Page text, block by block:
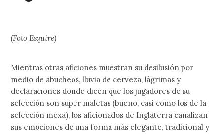
(Foto Esquire)
Mientras otras aficiones muestran su desilusión por
medio de abucheos, lluvia de cerveza, lágrimas y
declaraciones donde dicen que los jugadores de su
selección son super maletas (bueno, casi como los de la
selección mexa), los aficionados de Inglaterra canalizan
sus emociones de una forma más elegante, tradicional y